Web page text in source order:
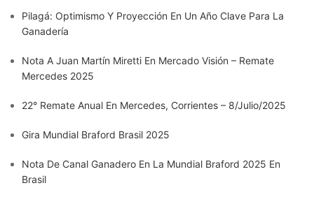
Pilagá: Optimismo Y Proyección En Un Año Clave Para La
Ganadería
Nota A Juan Martín Miretti En Mercado Visión – Remate
Mercedes 2025
22° Remate Anual En Mercedes, Corrientes – 8/Julio/2025
Gira Mundial Braford Brasil 2025
Nota De Canal Ganadero En La Mundial Braford 2025 En
Brasil